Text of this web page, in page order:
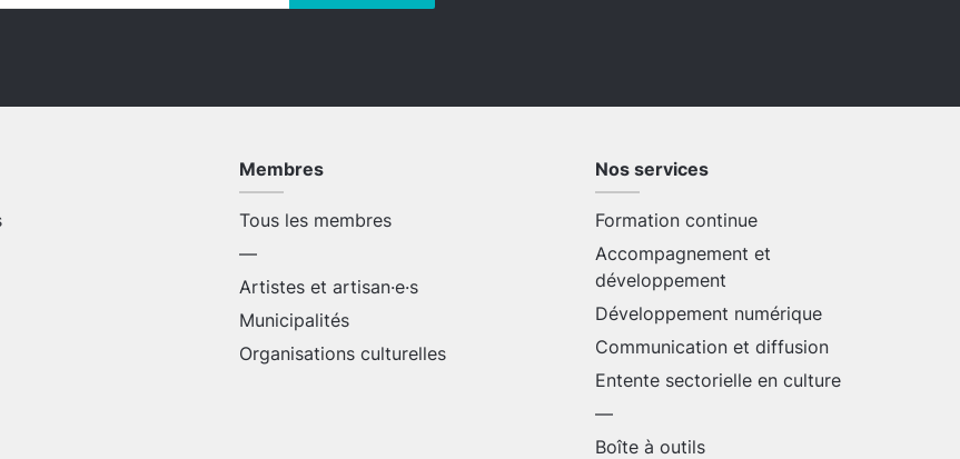
Membres
Tous les membres
—
Artistes et artisan·e·s
Municipalités
Organisations culturelles
Nos services
Formation continue
Accompagnement et
développement
Développement numérique
Communication et diffusion
Entente sectorielle en culture
—
Boîte à outils